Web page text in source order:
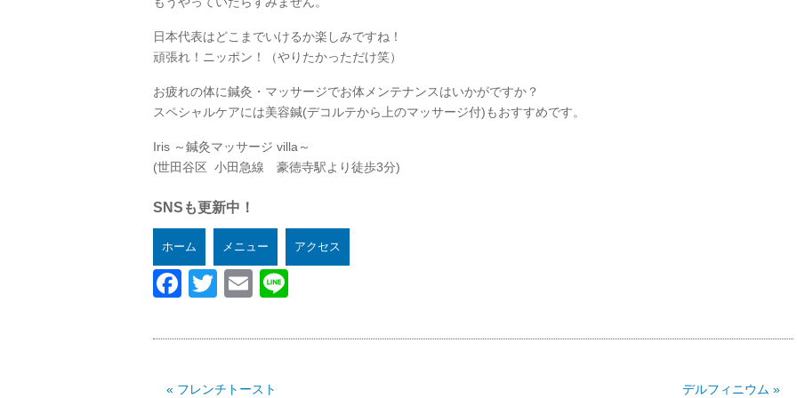
日本代表はどこまでいけるか楽しみですね！
頑張れ！ニッポン！（やりたかっただけ笑）
お疲れの体に鍼灸・マッサージでお体メンテナンスはいかがですか？
スペシャルケアには美容鍼(デコルテから上のマッサージ付)もおすすめです。
Iris ～鍼灸マッサージ villa～
(世田谷区 小田急線 豪徳寺駅より徒歩3分)
SNSも更新中！
ホーム メニュー アクセス
Facebook
TwitterEmail
« フレンチトースト デルフィニウム »